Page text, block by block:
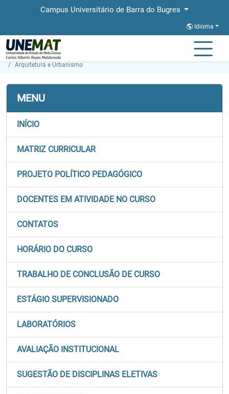
Campus Universitário de Barra do Bugres
Idioma
Página Inicial
Arquitetura e Urbanismo
MENU
INÍCIO
MATRIZ CURRICULAR
PROJETO POLÍTICO PEDAGÓGICO
DOCENTES EM ATIVIDADE NO CURSO
CONTATOS
HORÁRIO DO CURSO
TRABALHO DE CONCLUSÃO DE CURSO
ESTÁGIO SUPERVISIONADO
LABORATÓRIOS
AVALIAÇÃO INSTITUCIONAL
SUGESTÃO DE DISCIPLINAS ELETIVAS